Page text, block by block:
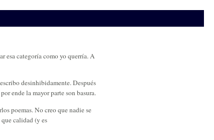
esa categoría como yo querría. A
desinhibidamente. Después
ende la mayor parte son basura.
poemas. No creo que nadie se
calidad (y es